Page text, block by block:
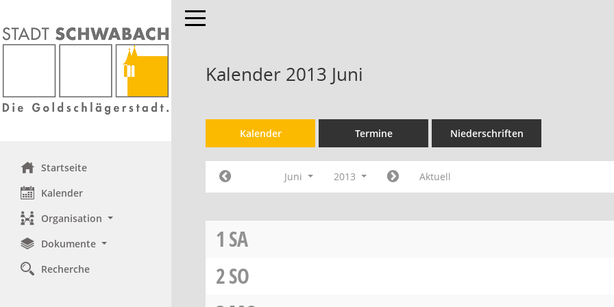
Startseite
Kalender
Organisation
Dokumente
Recherche
Toggle navigation
Kalender 2013 Juni
Kalender Termine Niederschriften
Juni 2013 Aktuell
1 SA
2SO